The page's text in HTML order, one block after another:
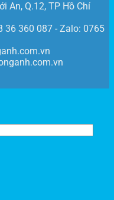
An, Q.12, TP Hồ Chí
36 360 087 - Zalo: 0765